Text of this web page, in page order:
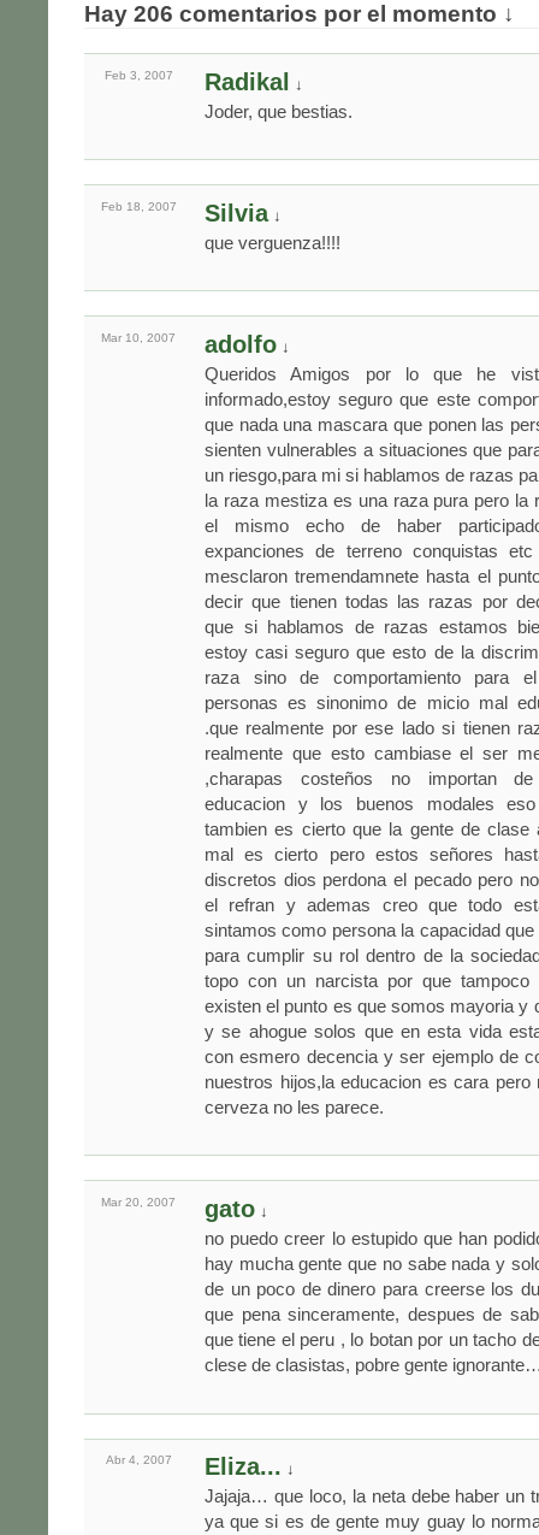
Hay 206 comentarios por el momento ↓
Feb 3, 2007 Radikal ↓
Joder, que bestias.
Feb 18, 2007 Silvia↓
que verguenza!!!!
Mar 10, 2007 adolfo ↓
Queridos Amigos por lo que he
informado,estoy seguro que este
que nada una mascara que ponen las
sienten vulnerables a situaciones que
un riesgo,para mi si hablamos de razas
la raza mestiza es una raza pura pero la
el mismo echo de haber
expanciones de terreno conquistas
mesclaron tremendamnete hasta el
decir que tienen todas las razas por
que si hablamos de razas estamos
estoy casi seguro que esto de la
raza sino de comportamiento para
personas es sinonimo de micio mal
.que realmente por ese lado si tienen
realmente que esto cambiase el ser
,charapas costeños no importan
educacion y los buenos modales
tambien es cierto que la gente de clase
mal es cierto pero estos señores
discretos dios perdona el pecado pero
el refran y ademas creo que todo
sintamos como persona la capacidad que
para cumplir su rol dentro de la
topo con un narcista por que tampoco
existen el punto es que somos mayoria y
y se ahogue solos que en esta vida
con esmero decencia y ser ejemplo de
nuestros hijos,la educacion es cara
cerveza no les parece.
Mar 20, 2007 gato ↓
no puedo creer lo estupido que han
hay mucha gente que no sabe nada y
de un poco de dinero para creerse los
que pena sinceramente, despues de
que tiene el peru , lo botan por un tacho
clese de clasistas, pobre gente
Abr 4, 2007 Eliza... ↓
Jajaja… que loco, la neta debe haber un
ya que si es de gente muy guay lo